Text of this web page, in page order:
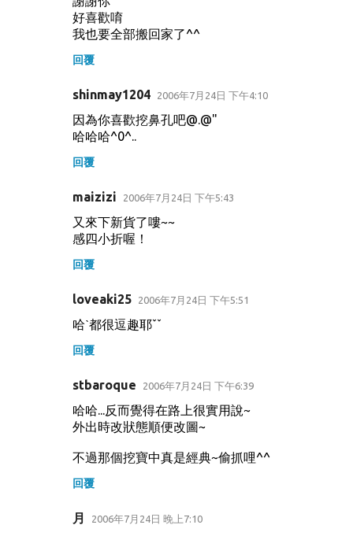
好喜歡唷
我也要全部搬回家了^^
回覆
shinmay1204 2006年7月24日 下午4:10
因為你喜歡挖鼻孔吧@.@"
哈哈哈^0^..
回覆
maizizi 2006年7月24日 下午5:43
又來下新貨了嘍~~
感四小折喔！
回覆
loveaki25 2006年7月24日 下午5:51
哈ˋ都很逗趣耶ˇˇ
回覆
stbaroque 2006年7月24日 下午6:39
哈哈...反而覺得在路上很實用說~
外出時改狀態順便改圖~
不過那個挖寶中真是經典~偷抓哩^^
回覆
月 2006年7月24日 晚上7:10